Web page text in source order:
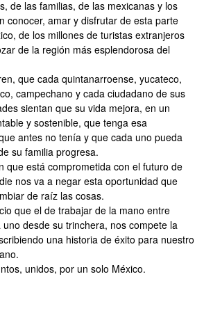
de las familias, de las mexicanas y los
conocer, amar y disfrutar de esta parte
de los millones de turistas extranjeros
de la región más esplendorosa del
que cada quintanarroense, yucateco,
campechano y cada ciudadano de sus
sientan que su vida mejora, en un
y sostenible, que tenga esa
antes no tenía y que cada uno pueda
su familia progresa.
que está comprometida con el futuro de
nos va a negar esta oportunidad que
de raíz las cosas.
que el de trabajar de la mano entre
desde su trinchera, nos compete la
una historia de éxito para nuestro
unidos, por un solo México.